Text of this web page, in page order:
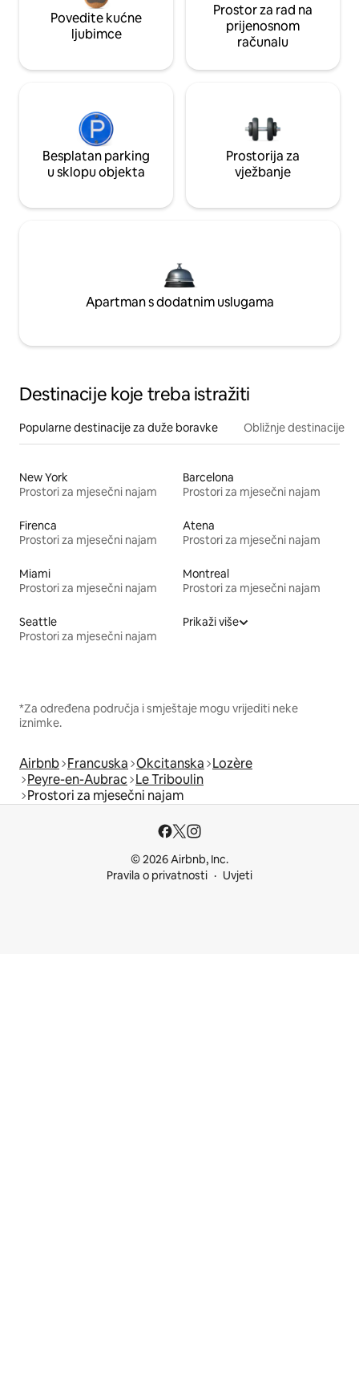
Povedite kućne
ljubimce
Prostor za rad na
prijenosnom
računalu
Besplatan parking
u sklopu objekta
Prostorija za
vježbanje
Apartman s dodatnim uslugama
Destinacije koje treba istražiti
Popularne destinacije za duže boravke Obližnje destinacije
New York
Prostori za mjesečni najam
Barcelona
Prostori za mjesečni najam
Firenca
Prostori za mjesečni najam
Atena
Prostori za mjesečni najam
Miami
Prostori za mjesečni najam
Montreal
Prostori za mjesečni najam
Seattle
Prostori za mjesečni najam
Prikaži više
*Za određena područja i smještaje mogu vrijediti neke
iznimke.
Airbnb Francuska Okcitanska Lozère
Peyre-en-Aubrac Le Triboulin
Prostori za mjesečni najam
© 2026 Airbnb, Inc.
Pravila o privatnosti
Uvjeti